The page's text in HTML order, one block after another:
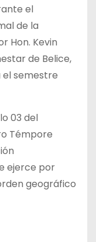
el
de la
Hon. Kevin
de Belice,
el semestre
03 del
Témpore
ejerce por
geográfico